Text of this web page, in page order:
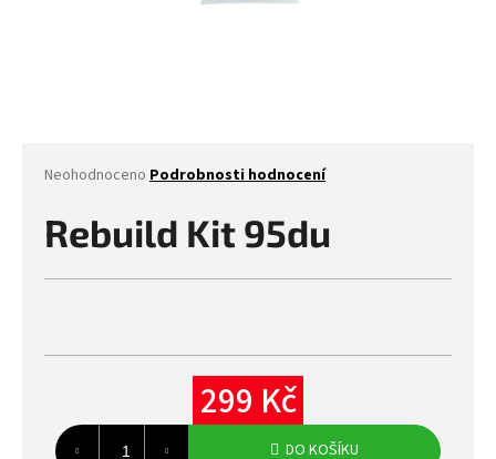
Průměrné
produktu
je
z
Neohodnoceno Podrobnosti hodnocení
Rebuild Kit 95du
299 Kč
Měrná
cena:
DO KOŠÍKU